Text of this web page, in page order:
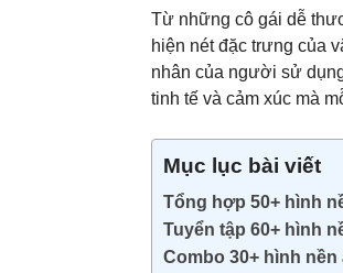
Từ những cô gái dễ
hiện nét đặc trưng của
nhân của người sử
tinh tế và cảm xúc mà
Mục lục bài viết
Tổng hợp 50+ hình
Tuyển tập 60+ hình
Combo 30+ hình